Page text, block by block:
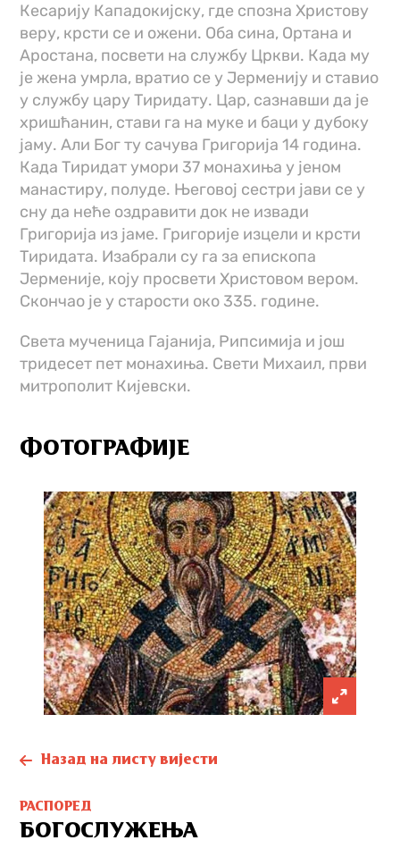
Кесарију Кападокијску, где спозна Христову
веру, крсти се и ожени. Оба сина, Ортана и
Аростана, посвети на службу Цркви. Када му
је жена умрла, вратио се у Јерменију и ставио
у службу цару Тиридату. Цар, сазнавши да је
хришћанин, стави га на муке и баци у дубоку
јаму. Али Бог ту сачува Григорија 14 година.
Када Тиридат умори 37 монахиња у јеном
манастиру, полуде. Његовој сестри јави се у
сну да неће оздравити док не извади
Григорија из јаме. Григорије изцели и крсти
Тиридата. Изабрали су га за епископа
Јерменије, коју просвети Христовом вером.
Скончао је у старости око 335. године.
Света мученица Гајанија, Рипсимија и још
тридесет пет монахиња. Свети Михаил, први
митрополит Кијевски.
ФОТОГРАФИЈЕ
Назад на листу вијести
РАСПОРЕД
БОГОСЛУЖЕЊА